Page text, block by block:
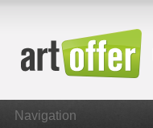
Navigation